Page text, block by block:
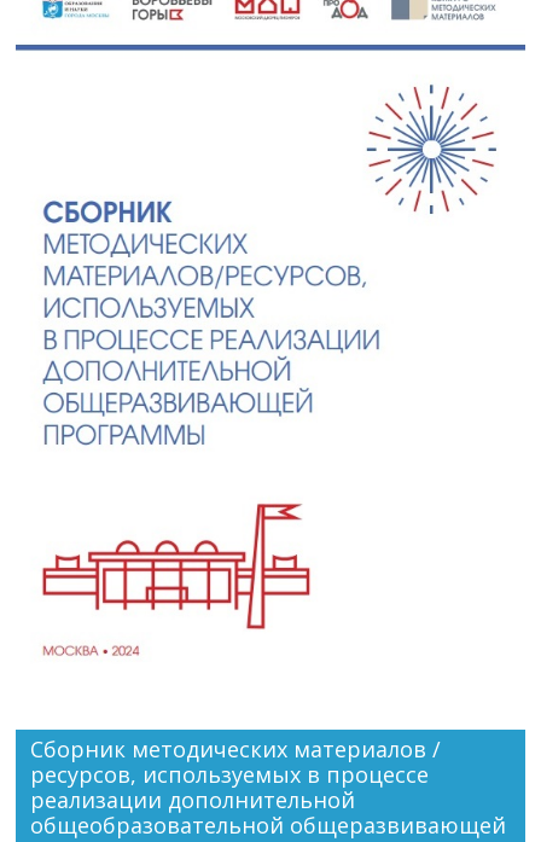
Сборник методических материалов /
ресурсов, используемых в процессе
реализации дополнительной
общеобразовательной общеразвивающей